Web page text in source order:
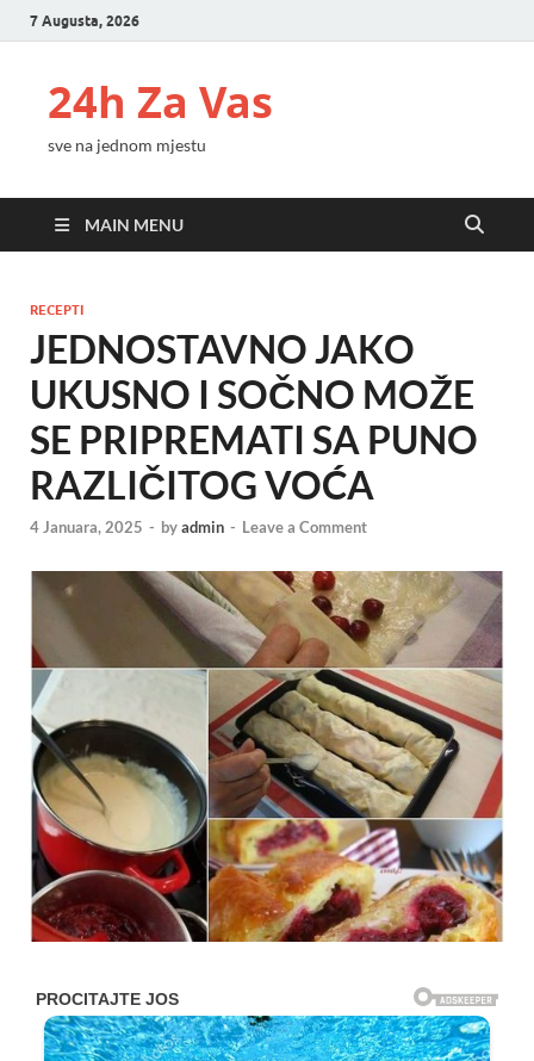
7 Augusta, 2026
24h Za Vas
sve na jednom mjestu
MAIN MENU
RECEPTI
JEDNOSTAVNO JAKO
UKUSNO I SOČNO MOŽE
SE PRIPREMATI SA PUNO
RAZLIČITOG VOĆA
4 Januara, 2025 - byadmin - Leave a Comment